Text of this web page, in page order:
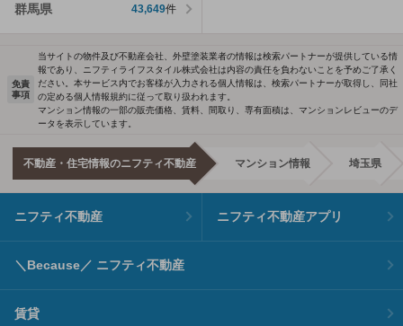
群馬県 43,649件
免責
事項
当サイトの物件及び不動産会社、外壁塗装業者の情報は検索パートナーが提供している情
報であり、ニフティライフスタイル株式会社は内容の責任を負わないことを予めご了承く
ださい。本サービス内でお客様が入力される個人情報は、検索パートナーが取得し、同社
の定める個人情報規約に従って取り扱われます。
マンション情報の一部の販売価格、賃料、間取り、専有面積は、マンションレビューのデ
ータを表示しています。
不動産・住宅情報のニフティ不動産 マンション情報 埼玉県
ニフティ不動産 ニフティ不動産アプリ
＼Because／ ニフティ不動産
賃貸